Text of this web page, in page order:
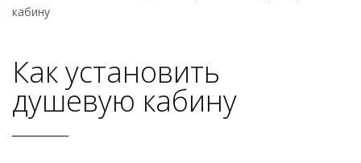
кабину
Как установить
душевую кабину